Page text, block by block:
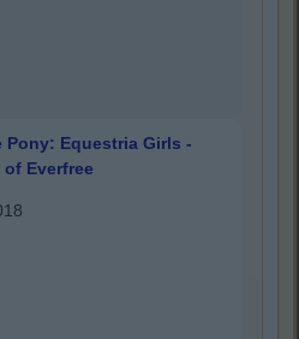
Pony: Equestria Girls -
Everfree